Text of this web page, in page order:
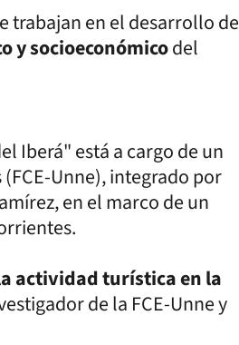
trabajan en el desarrollo de
y socioeconómicodel
Iberá" está a cargo de un
Unne), integrado por
en el marco de un
actividad turística en la
de la FCE-Unne y